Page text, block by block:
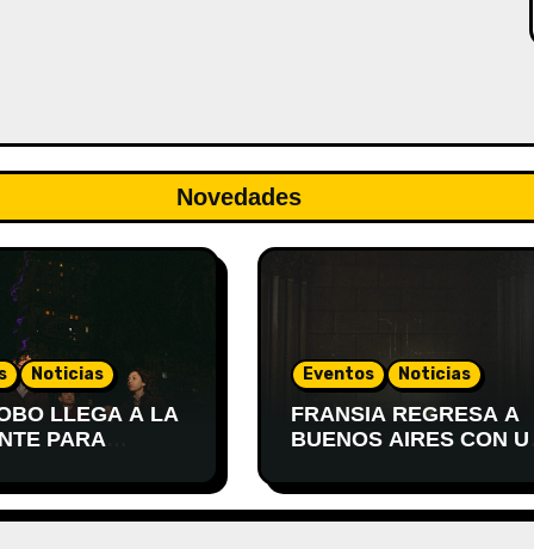
Novedades
Noticias
LLEGA A LA
PARA
Eventos Noticias
FRANSIA REGRESA A
BUENOS AIRES CON UN
XIRGU